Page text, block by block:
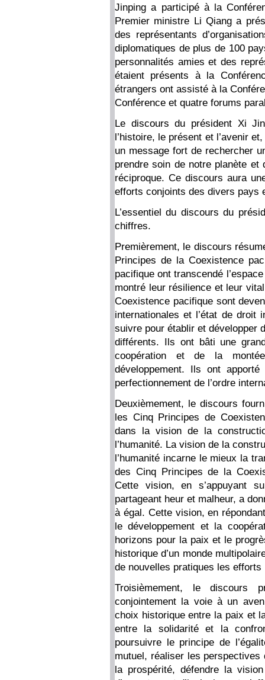
Jinping a participé à la
Premier ministre Li Qiang a
des représentants
diplomatiques de plus de 100
personnalités amies et des
étaient présents à la
étrangers ont assisté à la
Conférence et quatre forums
Le discours du président Xi
l’histoire, le présent et l’avenir
un message fort de rechercher
prendre soin de notre planète
réciproque. Ce discours aura
efforts conjoints des divers pays
L’essentiel du discours du
chiffres.
Premièrement, le discours
Principes de la Coexistence
pacifique ont transcendé
montré leur résilience et leur
Coexistence pacifique sont
internationales et l’état de droit
suivre pour établir et développer
différents. Ils ont bâti une
coopération et de la
développement. Ils ont
perfectionnement de l’ordre
Deuxièmement, le discours
les Cinq Principes de
dans la vision de la
l’humanité. La vision de la
l’humanité incarne le mieux la
des Cinq Principes de la
Cette vision, en s’appuyant
partageant heur et malheur, a
à égal. Cette vision, en
le développement et la
horizons pour la paix et le
historique d’un monde
de nouvelles pratiques les
Troisièmement, le discours
conjointement la voie à un
choix historique entre la paix et
entre la solidarité et la
poursuivre le principe de
mutuel, réaliser les
la prospérité, défendre la